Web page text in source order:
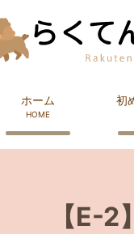
ホーム
HOME
初
【E-